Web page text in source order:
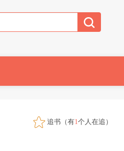
追书（有1个人在追）